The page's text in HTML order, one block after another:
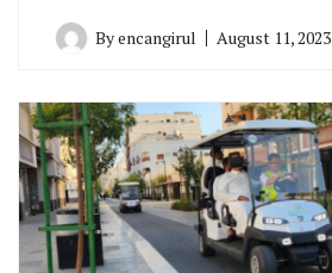
Byencangirul August 11, 2023